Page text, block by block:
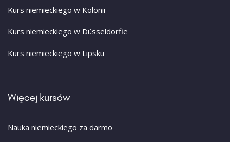
Kurs niemieckiego w Kolonii
Kurs niemieckiego w Düsseldorfie
Kurs niemieckiego w Lipsku
Więcej kursów
Nauka niemieckiego za darmo